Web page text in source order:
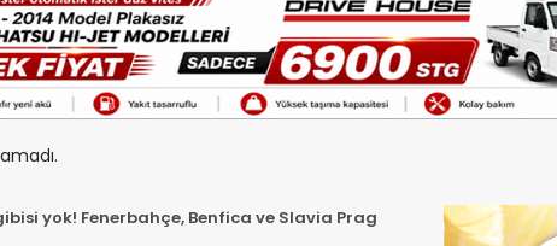
yok! Fenerbahçe, Benfica ve Slavia Prag